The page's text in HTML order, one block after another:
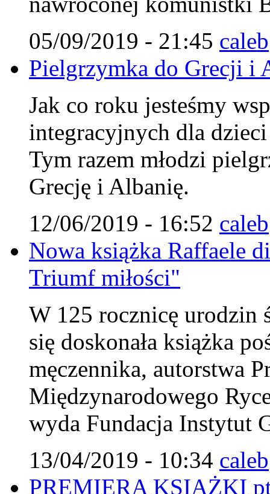
05/09/2019 - 21:45 caleb
Pielgrzymka do Grecji i
Jak co roku jesteśmy
integracyjnych dla
Tym razem młodzi
Grecję i Albanię.
12/06/2019 - 16:52 caleb
Nowa książka Raffaele
Triumf miłości"
W 125 rocznicę urodzin
się doskonała książka
męczennika, autorstwa
Międzynarodowego
wyda Fundacja Instytut
13/04/2019 - 10:34 caleb
PREMIERA KSIĄŻKI